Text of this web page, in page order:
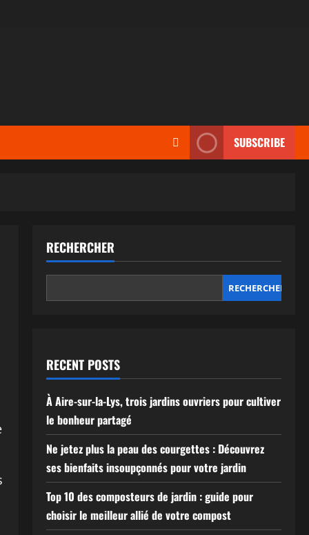
SUBSCRIBE
RECHERCHER
RECHERCHER
RECENT POSTS
À Aire-sur-la-Lys, trois jardins ouvriers pour cultiver
le bonheur partagé
Ne jetez plus la peau des courgettes : Découvrez
ses bienfaits insoupçonnés pour votre jardin
Top 10 des composteurs de jardin : guide pour
choisir le meilleur allié de votre compost